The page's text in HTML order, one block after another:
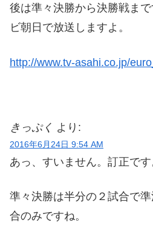
後は準々決勝から決勝戦ま
ビ朝日で放送しますよ。
http://www.tv-asahi.co.jp/
きっぷく より:
2016年6月24日 9:54 AM
あっ、すいません。訂正です
準々決勝は半分の２試合で
合のみですね。